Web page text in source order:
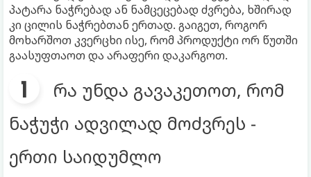
პატარა ნაჭრებად ან ნამცეცებად ძვრება, ხშირად
კი ცილის ნაჭრებთან ერთად. გაიგეთ, როგორ
მოხარშოთ კვერცხი ისე, რომ პროდუქტი ორ წუთში
გაასუფთაოთ და არაფერი დაკარგოთ.
რა უნდა გავაკეთოთ, რომ
ნაჭუჭი ადვილად მოძვრეს -
ერთი საიდუმლო